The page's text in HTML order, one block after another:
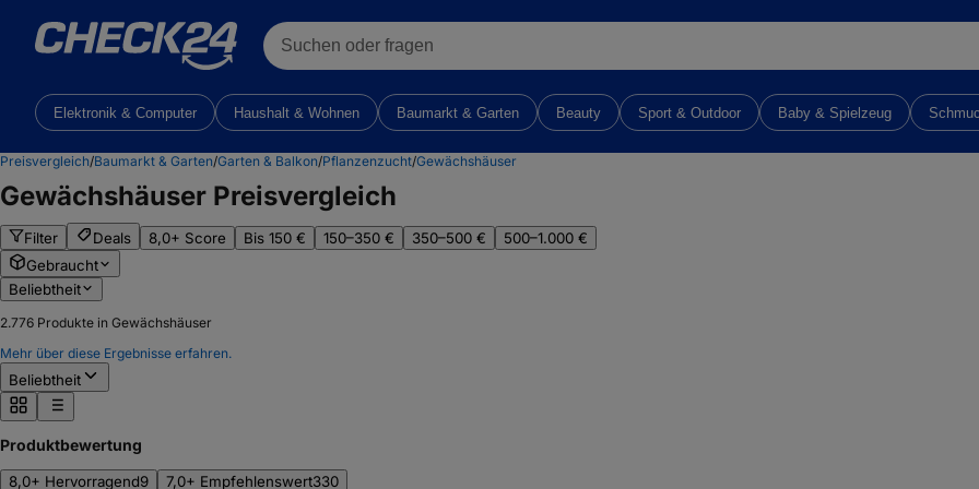
Suchen oder fragen
Elektronik & Computer Haushalt & Wohnen Baumarkt & Garten Beauty Sport & Outdoor Baby & Spielzeug
Preisvergleich/Baumarkt & Garten/Garten & Balkon/Pflanzenzucht/Gewächshäuser
Gewächshäuser Preisvergleich
Filter Deals 8,0+ Score Bis 150 € 150–350 € 350–500 €
500–1.000 €
Gebraucht
Beliebtheit
2.776 Produkte in Gewächshäuser
Mehr über diese Ergebnisse erfahren.
Beliebtheit
Produktbewertung
8,0+ Hervorragend9 7,0+ Empfehlenswert330